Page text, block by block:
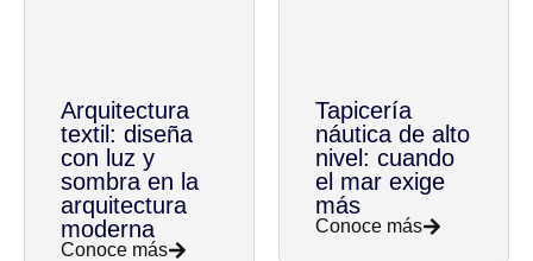
Arquitectura
textil: diseña
con luz y
sombra en la
arquitectura
moderna
Conoce más
Tapicería
náutica de alto
nivel: cuando
el mar exige
más
Conoce más